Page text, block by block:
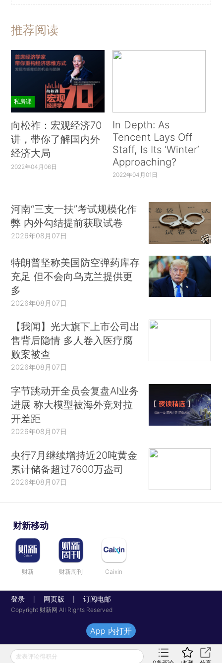
推荐阅读
私房课
向松祚：宏观经济70
讲，带你了解国内外
经济大局
2022年04月06日
In Depth: As
Tencent Lays Off
Staff, Is Its ‘Winter’
Approaching?
2022年04月01日
河南“三支一扶”考试规模化作
弊 内外勾结提前获取试卷
2026年08月07日
特朗普坚称美国防空弹药库存
充足 但不会向乌克兰提供更
多
2026年08月07日
【我闻】光大旗下上市公司出
售背后隐情 多人卷入医疗腐
败案被查
2026年08月07日
字节跳动开全员会复盘AI业务
进展 称大模型被海外竞对拉
开差距
2026年08月07日
央行7月继续增持近20吨黄金
累计储备超过7600万盎司
2026年08月07日
财新移动
财新 财新周刊 Caixin
登录 网页版 订阅电邮
Copyright 财新网 All Rights Reserved
发表评论得积分
App 内打开